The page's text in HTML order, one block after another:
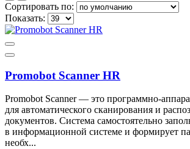
Сортировать по:
Показать:
Promobot Scanner HR
Promobot Scanner — это программно-
для автоматического сканирования и
документов. Система самостоятельно
в информационной системе и формирует
необх...